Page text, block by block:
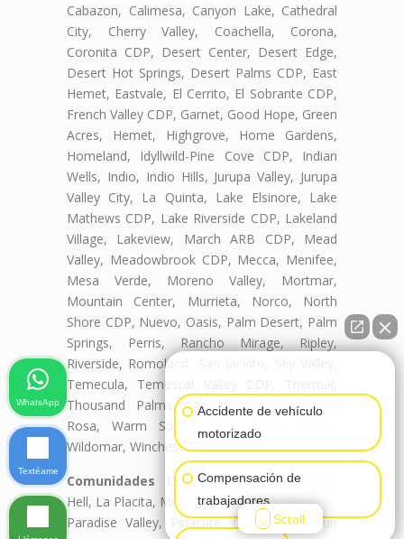
Cabazon, Calimesa, Canyon Lake, Cathedral
City, Cherry Valley, Coachella, Corona,
Coronita CDP, Desert Center, Desert Edge,
Desert Hot Springs, Desert Palms CDP, East
Hemet, Eastvale, El Cerrito, El Sobrante CDP,
French Valley CDP, Garnet, Good Hope, Green
Acres, Hemet, Highgrove, Home Gardens,
Homeland, Idyllwild-Pine Cove CDP, Indian
Wells, Indio, Indio Hills, Jurupa Valley, Jurupa
Valley City, La Quinta, Lake Elsinore, Lake
Mathews CDP, Lake Riverside CDP, Lakeland
Village, Lakeview, March ARB CDP, Mead
Valley, Meadowbrook CDP, Mecca, Menifee,
Mesa Verde, Moreno Valley, Mortmar,
Mountain Center, Murrieta, Norco, North
Shore CDP, Nuevo, Oasis, Palm Desert, Palm
Springs, Perris, Rancho Mirage, Ripley,
Riverside, Romoland, San Jacinto, Sky Valley,
Temecula, Temescal Valley CDP, Thermal,
Thousand Palms, Valle Vista, Vista Santa
Rosa, Warm Springs CDP, White Water,
Wildomar, Winchester, Woodcrest
Comunidades Duroville, Eagle Mountain,
Hell, La Placita, Midland, Murrieta Hot Springs,
Paradise Valley, Pinacate, Quail Valley, Sun
Accidente de vehículo
motorizado
Compensación de
trabajadores
Scroll
WhatsApp
Textéame